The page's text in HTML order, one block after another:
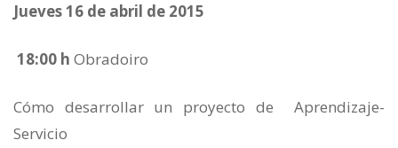
Jueves 16 de abril de 2015
18:00 h Obradoiro
Cómo desarrollar un proyecto de Aprendizaje-
Servicio